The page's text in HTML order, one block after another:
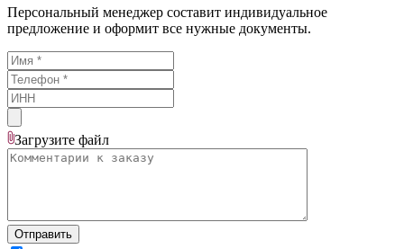
Персональный менеджер составит индивидуальное
предложение и оформит все нужные документы.
Загрузите файл
Отправить